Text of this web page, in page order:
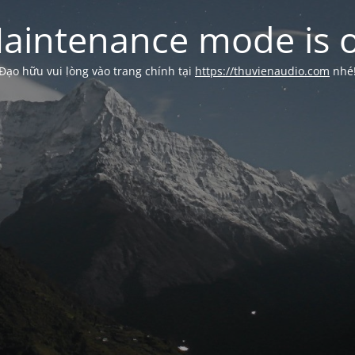
mode is
hữu vui lòng vào trang chính tại https://thuvienaudio.com